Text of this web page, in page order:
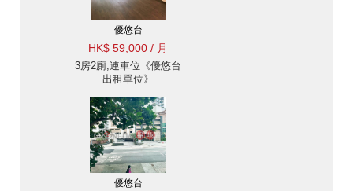
優悠台
HK$ 59,000 / 月
3房2廁,連車位《優悠台
出租單位》
優悠台